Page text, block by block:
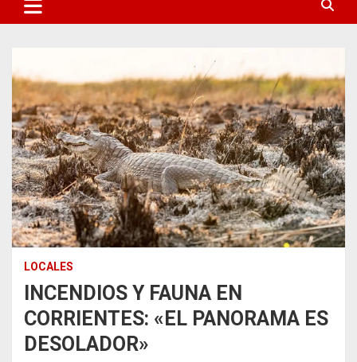
LOCALES
INCENDIOS Y FAUNA EN
CORRIENTES: «EL PANORAMA ES
DESOLADOR»